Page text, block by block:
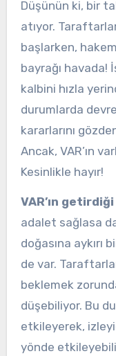
Düşünün ki, bir
atıyor.
başlarken,
bayrağı
kalbini hızla
durumlarda
kararlarını
Ancak, VAR’ın
Kesinlikle hayır!
VAR’ın
adalet sağlasa
doğasına
de var.
beklemek
düşebiliyor. Bu
etkileyerek,
yönde